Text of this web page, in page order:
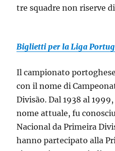
tre squadre non riserve
Biglietti per la Liga
Il campionato
con il nome di
Divisão. Dal 1938 al
nome attuale, fu
Nacional da Primeira
hanno partecipato alla